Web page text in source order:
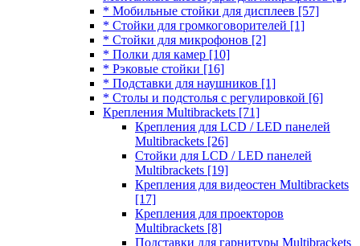
* Мобильные стойки для дисплеев [57]
* Стойки для громкоговорителей [1]
* Стойки для микрофонов [2]
* Полки для камер [10]
* Рэковые стойки [16]
* Подставки для наушников [1]
* Столы и подстолья с регулировкой [6]
Крепления Multibrackets [71]
Крепления для LCD / LED панелей
Multibrackets [26]
Стойки для LCD / LED панелей
Multibrackets [19]
Крепления для видеостен Multibrackets
[17]
Крепления для проекторов
Multibrackets [8]
Подставки для гарнитуры Multibrackets